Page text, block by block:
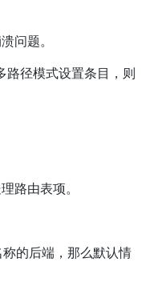
问题。
径模式设置条目，则
路由表项。
的后端，那么默认情